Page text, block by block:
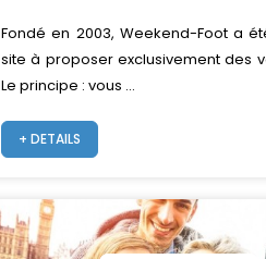
Fondé en 2003, Weekend-Foot a
site à proposer exclusivement des
Le principe : vous ...
+ DETAILS